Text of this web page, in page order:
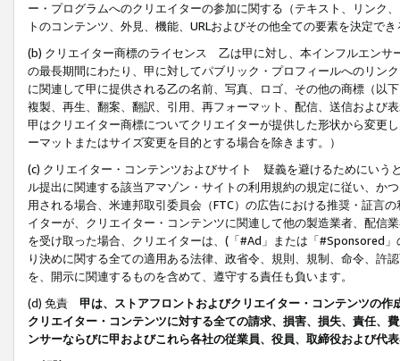
ー・プログラムへのクリエイターの参加に関する（テキスト、リンク
トのコンテンツ、外見、機能、URLおよびその他全ての要素を決定で
(b) クリエイター商標のライセンス 乙は甲に対し、本インフルエンサ
の最長期間にわたり、甲に対してパブリック・プロフィールへのリン
に関連して甲に提供される乙の名前、写真、ロゴ、その他の商標（以
複製、再生、翻案、翻訳、引用、再フォーマット、配信、送信および
甲はクリエイター商標についてクリエイターが提供した形状から変更
ーマットまたはサイズ変更を目的とする場合を除きます。）
(c) クリエイター・コンテンツおよびサイト 疑義を避けるためにいう
ル提出に関連する該当アマゾン・サイトの利用規約の規定に従い、か
用される場合、米連邦取引委員会（FTC）の広告における推奨・証言
イターが、クリエイター・コンテンツに関連して他の製造業者、配信
を受け取った場合、クリエイターは、(「#Ad」または「#Sponsored
り決めに関する全ての適用ある法律、政省令、規則、規制、命令、許
を、開示に関連するものを含めて、遵守する責任も負います。
(d) 免責 甲は、ストアフロントおよびクリエイター・コンテンツの
クリエイター・コンテンツに対する全ての請求、損害、損失、責任、
ンサーならびに甲およびこれら各社の従業員、役員、取締役および代